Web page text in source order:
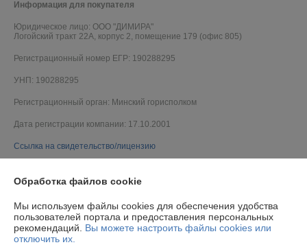
Информация для покупателя
Юридическое лицо: ООО "ДИМИРА"
Логойский тракт 22А, корпус 2, помещение 179 (офис 805)
Регистрационный номер ЕГР: 190288295
УНП: 190288295
Регистрационный орган: Минский горисполком
Дата регистрации компании: 17.10.2001
Ссылка на свидетельство/лицензию
Ссылка на свидетельство/лицензию
Ссылка на свидетельство/лицензию
Обработка файлов cookie
Мы используем файлы cookies для обеспечения удобства
пользователей портала и предоставления персональных
рекомендаций. Вы можете настроить файлы cookies или
отключить их.